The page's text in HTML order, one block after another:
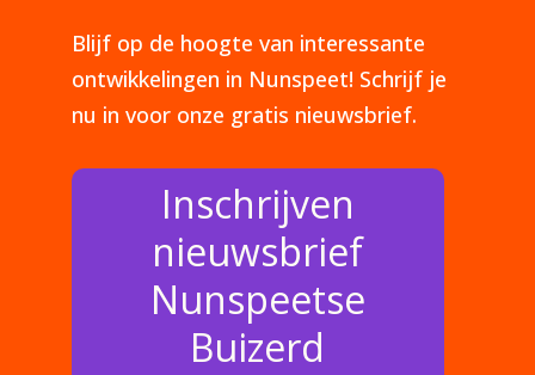
Blijf op de hoogte van interessante
ontwikkelingen in Nunspeet! Schrijf je
nu in voor onze gratis nieuwsbrief.
Inschrijven
nieuwsbrief
Nunspeetse
Buizerd